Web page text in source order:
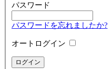
パスワード
パスワードを忘れましたか?
オートログイン